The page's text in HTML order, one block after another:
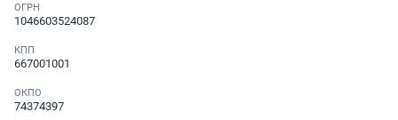
ОГРН
1046603524087
КПП
667001001
ОКПО
74374397